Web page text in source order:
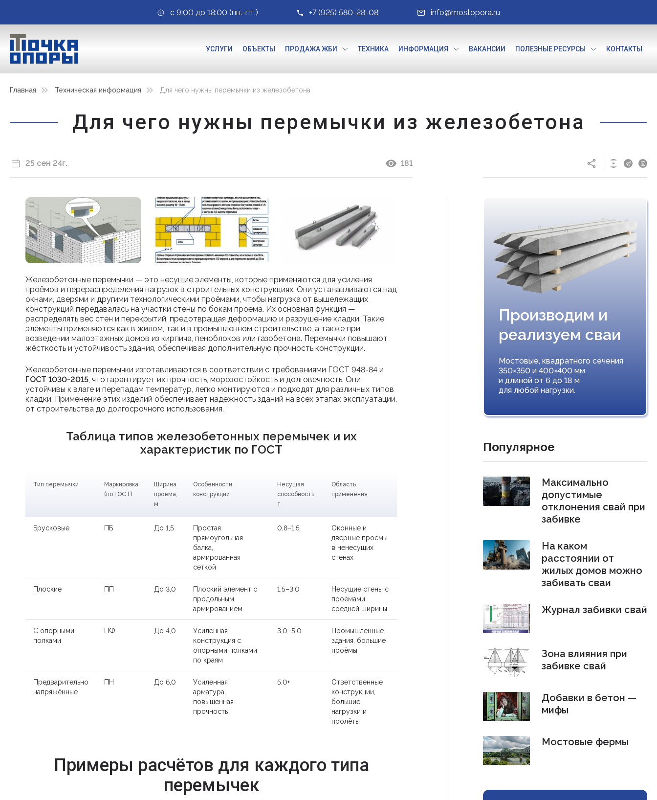
с 9:00 до 18:00 (пн.-пт.) +7 (925) 580-28-08 info@mostopora.ru
УСЛУГИ ОБЪЕКТЫ ПРОДАЖА ЖБИ ТЕХНИКА ИНФОРМАЦИЯ ВАКАНСИИ ПОЛЕЗНЫЕ РЕСУРСЫ КОНТАКТЫ
Главная Техническая информация Для чего нужны перемычки из железобетона
Для чего нужны перемычки из железобетона
25 сен 24г. 181
Железобетонные перемычки — это несущие элементы, которые применяются для усиления
проёмов и перераспределения нагрузок в строительных конструкциях. Они устанавливаются над
окнами, дверями и другими технологическими проёмами, чтобы нагрузка от вышележащих
конструкций передавалась на участки стены по бокам проёма. Их основная функция —
распределять вес стен и перекрытий, предотвращая деформацию и разрушение кладки. Такие
элементы применяются как в жилом, так и в промышленном строительстве, а также при
возведении малоэтажных домов из кирпича, пеноблоков или газобетона. Перемычки повышают
жёсткость и устойчивость здания, обеспечивая дополнительную прочность конструкции.
Железобетонные перемычки изготавливаются в соответствии с требованиями ГОСТ 948-84 и
ГОСТ 1030-2015 , что гарантирует их прочность, морозостойкость и долговечность. Они
устойчивы к влаге и перепадам температур, легко монтируются и подходят для различных типов
кладки. Применение этих изделий обеспечивает надёжность зданий на всех этапах эксплуатации,
от строительства до долгосрочного использования.
Таблица типов железобетонных перемычек и их
характеристик по ГОСТ
Тип перемычки
Маркировка
(по ГОСТ)
Ширина
проёма,
м
Особенности
конструкции
Несущая
способность,
т
Область
применения
Брусковые ПБ До 1,5
Простая
прямоугольная
балка,
армированная
сеткой
0,8–1,5
Оконные и
дверные проёмы
в ненесущих
стенах
Плоские ПП До 3,0
Плоский элемент с
продольным
армированием
1,5–3,0
Несущие стены с
проёмами
средней ширины
С опорными
полками
ПФ До 4,0
Усиленная
конструкция с
опорными полками
по краям
3,0–5,0
Промышленные
здания, большие
проёмы
Предварительно
напряжённые
ПН До 6,0
Усиленная
арматура,
повышенная
прочность
5,0+
Ответственные
конструкции,
большие
нагрузки и
пролёты
Примеры расчётов для каждого типа
перемычек
Производим и
реализуем сваи
Мостовые, квадратного сечения
350×350 и 400×400 мм
и длиной от 6 до 18 м
для любой нагрузки.
Популярное
Максимально
допустимые
отклонения свай при
забивке
На каком
расстоянии от
жилых домов можно
забивать сваи
Журнал забивки свай
Зона влияния при
забивке свай
Добавки в бетон —
мифы
Мостовые фермы